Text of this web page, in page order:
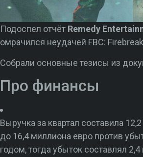
Подоспел отчёт Remedy
омрачился неудачей FBC:
Собрали основные тезисы из
Про финансы
Выручка за квартал составила
до 16,4 миллиона евро против
годом, тогда убыток составлял